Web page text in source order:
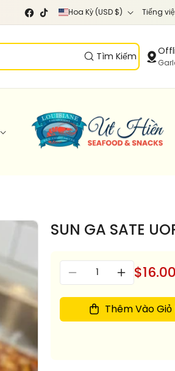
F
c
b
T
k
o
Q
u
ố
c
g
a
/
v
ự
Hoa Kỳ (USD $)
N
g
ô
n
n
ữ
Tiếng
Tìm Kiếm
SUN GA SATE
Giảm
lượng
Tăng
lượng
cho
$16.00
Thêm Vào Giỏ